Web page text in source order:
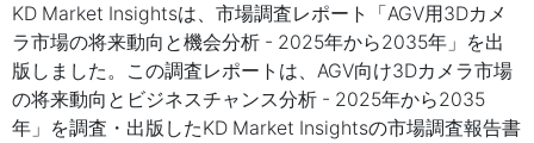
KD Market Insightsは、市場調査レポート「AGV用3Dカメ
ラ市場の将来動向と機会分析 - 2025年から2035年」を出
版しました。この調査レポートは、AGV向け3Dカメラ市場
の将来動向とビジネスチャンス分析 - 2025年から2035
年」を調査・出版したKD Market Insightsの市場調査報告書